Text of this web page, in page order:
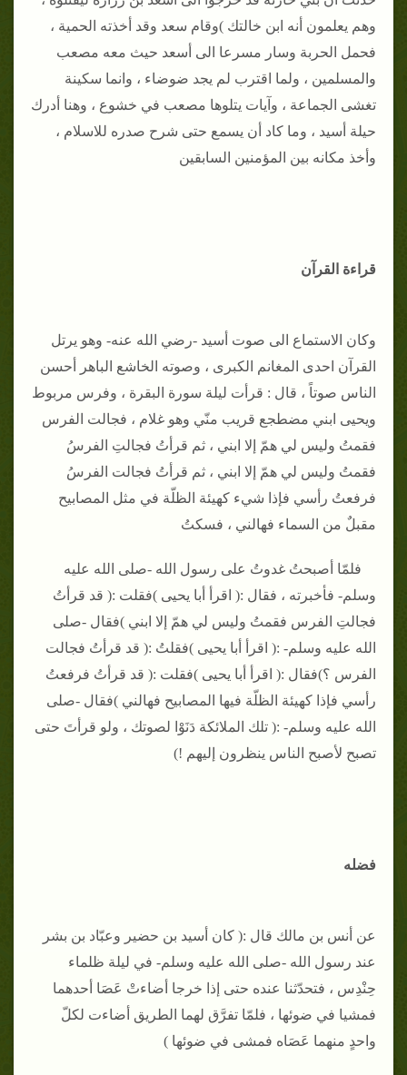
وهم يعلمون أنه ابن خالتك )وقام سعد وقد أخذته الحمية ،
فحمل الحربة وسار مسرعا الى أسعد حيث معه مصعب
والمسلمين ، ولما اقترب لم يجد ضوضاء ، وانما سكينة
تغشى الجماعة ، وآيات يتلوها مصعب في خشوع ، وهنا أدرك
حيلة أسيد ، وما كاد أن يسمع حتى شرح صدره للاسلام ،
وأخذ مكانه بين المؤمنين السابقين
قراءة القرآن
وكان الاستماع الى صوت أسيد -رضي الله عنه- وهو يرتل
القرآن احدى المغانم الكبرى ، وصوته الخاشع الباهر أحسن
الناس صوتاً ، قال : قرأت ليلة سورة البقرة ، وفرس مربوط
ويحيى ابني مضطجع قريب منّي وهو غلام ، فجالت الفرس
فقمتُ وليس لي همّ إلا ابني ، ثم قرأتُ فجالتِ الفرسُ
فقمتُ وليس لي همّ إلا ابني ، ثم قرأتُ فجالت الفرسُ
فرفعتُ رأسي فإذا شيء كهيئة الظلّة في مثل المصابيح
مقبلٌ من السماء فهالني ، فسكتُ
فلمّا أصبحتُ غدوتُ على رسول الله -صلى الله عليه
وسلم- فأخبرته ، فقال :( اقرأ أبا يحيى )فقلت :( قد قرأتُ
فجالتِ الفرس فقمتُ وليس لي همّ إلا ابني )فقال -صلى
الله عليه وسلم- :( اقرأ أبا يحيى )فقلتُ :( قد قرأتُ فجالت
الفرس ؟)فقال :( اقرأ أبا يحيى )فقلت :( قد قرأتُ فرفعتُ
رأسي فإذا كهيئة الظلّة فيها المصابيح فهالني )فقال -صلى
الله عليه وسلم- :( تلك الملائكة دَنَوْا لصوتك ، ولو قرأتَ حتى
تصبح لأصبح الناس ينظرون إليهم !)
فضله
عن أنس بن مالك قال :( كان أسيد بن حضير وعبّاد بن بشر
عند رسول الله -صلى الله عليه وسلم- في ليلة ظلماء
حِنْدِس ، فتحدّثنا عنده حتى إذا خرجا أضاءتْ عَصَا أحدهما
فمشيا في ضوئها ، فلمّا تفرَّق لهما الطريق أضاءت لكلّ
واحدٍ منهما عَصَاه فمشى في ضوئها )